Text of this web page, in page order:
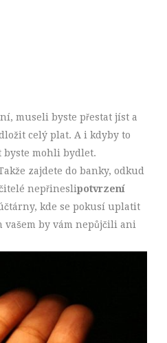
museli byste přestat jíst a
celý plat. A i kdyby to
byste mohli bydlet.
zajdete do banky, odkud
nepřineslipotvrzení
kde se pokusí uplatit
vašem by vám nepůjčili ani